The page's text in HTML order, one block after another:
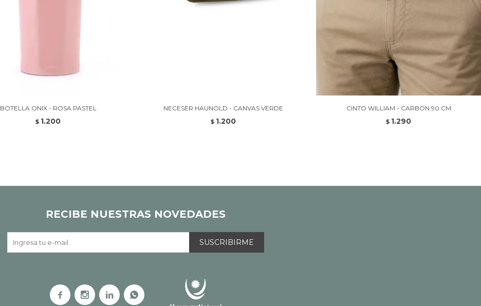
BOTELLA ONIX - ROSA PASTEL
$ 1.200
NECESER HAUNOLD - CANVAS VERDE
$ 1.200
CINTO WILLIAM - CARBON 90 CM
$ 1.290
RECIBE NUESTRAS NOVEDADES
SUSCRIBIRME
   